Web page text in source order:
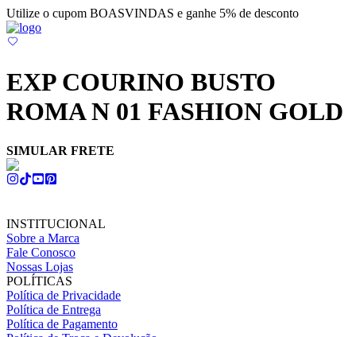
Utilize o cupom BOASVINDAS e ganhe 5% de desconto
EXP COURINO BUSTO
ROMA N 01 FASHION GOLD
SIMULAR FRETE
INSTITUCIONAL
Sobre a Marca
Fale Conosco
Nossas Lojas
POLÍTICAS
Política de Privacidade
Política de Entrega
Política de Pagamento